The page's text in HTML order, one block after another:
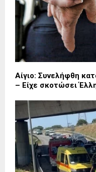
Αίγιο: Συνελήφθη
– Είχε σκοτώσει